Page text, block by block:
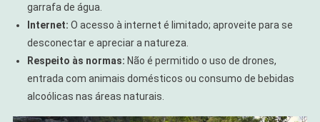
garrafa de água.
Internet: O acesso à internet é limitado; aproveite para se
desconectar e apreciar a natureza.
Respeito às normas: Não é permitido o uso de drones,
entrada com animais domésticos ou consumo de bebidas
alcoólicas nas áreas naturais.